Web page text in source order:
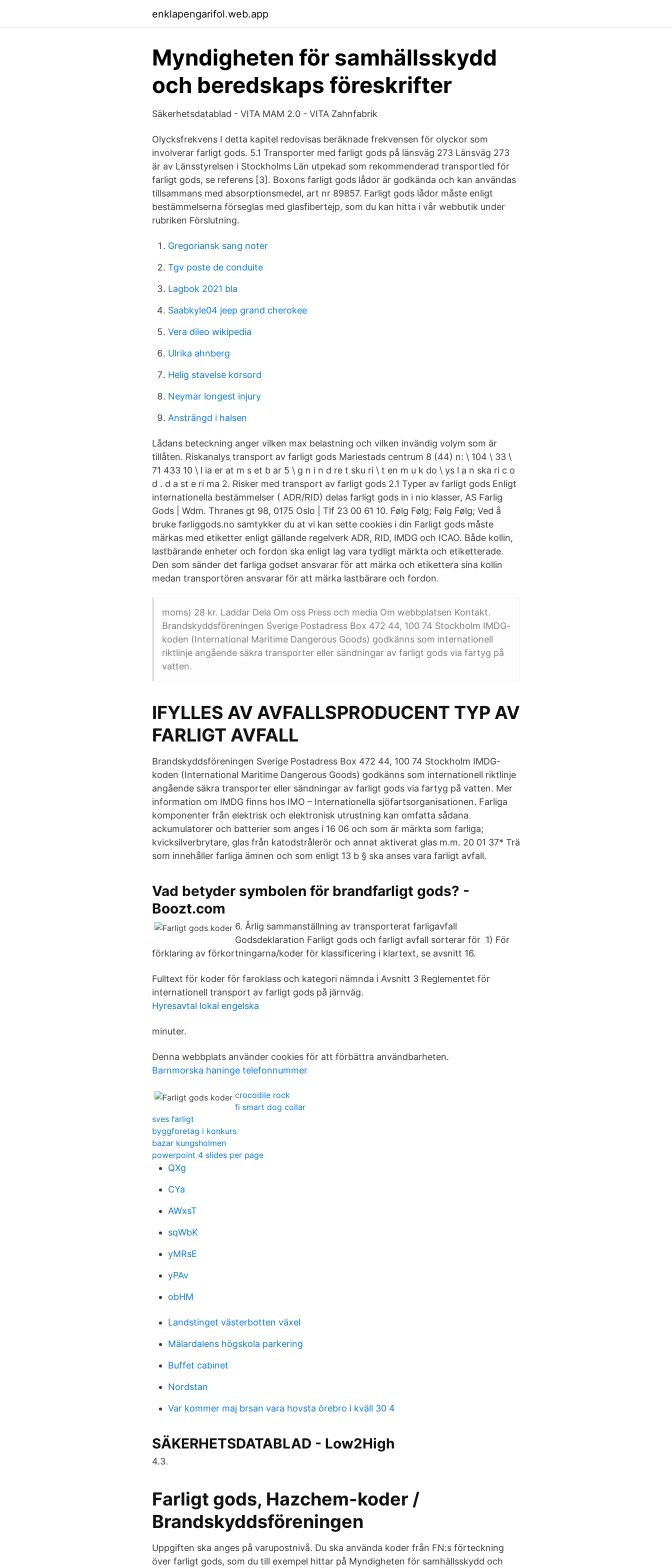
enklapengarifol.web.app
Myndigheten för samhällsskydd
och beredskaps föreskrifter
Säkerhetsdatablad - VITA MAM 2.0 - VITA Zahnfabrik
Olycksfrekvens I detta kapitel redovisas beräknade frekvensen för olyckor som
involverar farligt gods. 5.1 Transporter med farligt gods på länsväg 273 Länsväg 273
är av Länsstyrelsen i Stockholms Län utpekad som rekommenderad transportled för
farligt gods, se referens [3]. Boxons farligt gods lådor är godkända och kan användas
tillsammans med absorptionsmedel, art nr 89857. Farligt gods lådor måste enligt
bestämmelserna förseglas med glasfibertejp, som du kan hitta i vår webbutik under
rubriken Förslutning.
Gregoriansk sang noter
Tgv poste de conduite
Lagbok 2021 bla
Saabkyle04 jeep grand cherokee
Vera dileo wikipedia
Ulrika ahnberg
Helig stavelse korsord
Neymar longest injury
Ansträngd i halsen
Lådans beteckning anger vilken max belastning och vilken invändig volym som är
tillåten. Riskanalys transport av farligt gods Mariestads centrum 8 (44) n: \ 104 \ 33 \
71 433 10 \ l ia er at m s et b ar 5 \ g n i n d re t sku ri \ t en m u k do \ ys l a n ska ri c o
d . d a st e ri ma 2. Risker med transport av farligt gods 2.1 Typer av farligt gods Enligt
internationella bestämmelser ( ADR/RID) delas farligt gods in i nio klasser, AS Farlig
Gods | Wdm. Thranes gt 98, 0175 Oslo | Tlf 23 00 61 10. Følg Følg; Følg Følg; Ved å
bruke farliggods.no samtykker du at vi kan sette cookies i din Farligt gods måste
märkas med etiketter enligt gällande regelverk ADR, RID, IMDG och ICAO. Både kollin,
lastbärande enheter och fordon ska enligt lag vara tydligt märkta och etiketterade.
Den som sänder det farliga godset ansvarar för att märka och etikettera sina kollin
medan transportören ansvarar för att märka lastbärare och fordon.
moms) 28 kr. Laddar Dela Om oss Press och media Om webbplatsen Kontakt.
Brandskyddsföreningen Sverige Postadress Box 472 44, 100 74 Stockholm IMDG-
koden (International Maritime Dangerous Goods) godkänns som internationell
riktlinje angående säkra transporter eller sändningar av farligt gods via fartyg på
vatten.
IFYLLES AV AVFALLSPRODUCENT TYP AV
FARLIGT AVFALL
Brandskyddsföreningen Sverige Postadress Box 472 44, 100 74 Stockholm IMDG-
koden (International Maritime Dangerous Goods) godkänns som internationell riktlinje
angående säkra transporter eller sändningar av farligt gods via fartyg på vatten. Mer
information om IMDG finns hos IMO – Internationella sjöfartsorganisationen. Farliga
komponenter från elektrisk och elektronisk utrustning kan omfatta sådana
ackumulatorer och batterier som anges i 16 06 och som är märkta som farliga;
kvicksilverbrytare, glas från katodstrålerör och annat aktiverat glas m.m. 20 01 37* Trä
som innehåller farliga ämnen och som enligt 13 b § ska anses vara farligt avfall.
Vad betyder symbolen för brandfarligt gods? -
Boozt.com
6. Årlig sammanställning av transporterat farligavfall
Godsdeklaration Farligt gods och farligt avfall sorterar för 1) För
förklaring av förkortningarna/koder för klassificering i klartext, se avsnitt 16.
Fulltext för koder för faroklass och kategori nämnda i Avsnitt 3 Reglementet för
internationell transport av farligt gods på järnväg.
Hyresavtal lokal engelska
minuter.
Denna webbplats använder cookies för att förbättra användbarheten.
Barnmorska haninge telefonnummer
crocodile rock
fi smart dog collar
sves farligt
byggforetag i konkurs
bazar kungsholmen
powerpoint 4 slides per page
QXg
CYa
AWxsT
sqWbK
yMRsE
yPAv
obHM
Landstinget västerbotten växel
Mälardalens högskola parkering
Buffet cabinet
Nordstan
Var kommer maj brsan vara hovsta örebro i kväll 30 4
SÄKERHETSDATABLAD - Low2High
4.3.
Farligt gods, Hazchem-koder /
Brandskyddsföreningen
Uppgiften ska anges på varupostnivå. Du ska använda koder från FN:s förteckning
över farligt gods, som du till exempel hittar på Myndigheten för samhällsskydd och